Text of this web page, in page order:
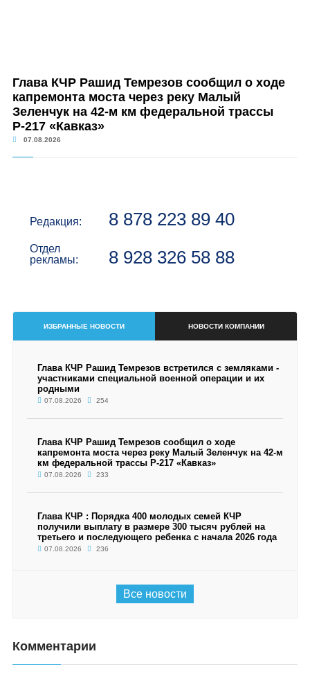
Глава КЧР Рашид Темрезов сообщил о ходе
капремонта моста через реку Малый
Зеленчук на 42-м км федеральной трассы
Р-217 «Кавказ»
07.08.2026
Редакция: 8 878 223 89 40
Отдел
рекламы:
8 928 326 58 88
ИЗБРАННЫЕ НОВОСТИ НОВОСТИ КОМПАНИИ
Глава КЧР Рашид Темрезов встретился с земляками -
участниками специальной военной операции и их
родными
07.08.2026 254
Глава КЧР Рашид Темрезов сообщил о ходе
капремонта моста через реку Малый Зеленчук на 42-м
км федеральной трассы Р-217 «Кавказ»
07.08.2026 233
Глава КЧР : Порядка 400 молодых семей КЧР
получили выплату в размере 300 тысяч рублей на
третьего и последующего ребенка с начала 2026 года
07.08.2026 236
Все новости
Комментарии